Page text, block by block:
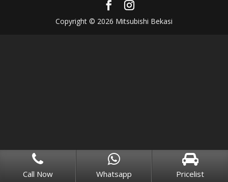
Copyright © 2026 Mitsubishi Bekasi
Call Now Whatsapp Pricelist